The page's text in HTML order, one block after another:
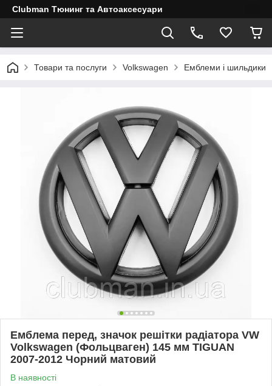
Clubman Тюнинг та Автоаксесуари
Товари та послуги Volkswagen Емблеми і шильдики
Емблема перед, значок решітки радіатора VW
Volkswagen (Фольцваген) 145 мм TIGUAN
2007-2012 Чорний матовий
В наявності